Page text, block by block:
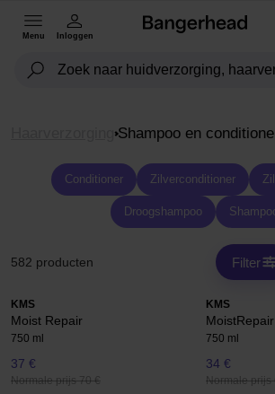
Menu Inloggen
Shampoo en
Conditioner Zilverconditioner
Droogshampoo
582 producten Filter
KMS
Moist Repair
750 ml
37 €
Normale prijs 70 €
KMS
750 ml
34 €
Normale prijs